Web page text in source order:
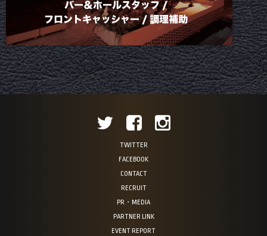
TWITTER
FACEBOOK
CONTACT
RECRUIT
PR・MEDIA
PARTNER LINK
EVENT REPORT